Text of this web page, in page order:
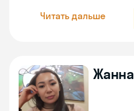
Читать дальше
Жанна